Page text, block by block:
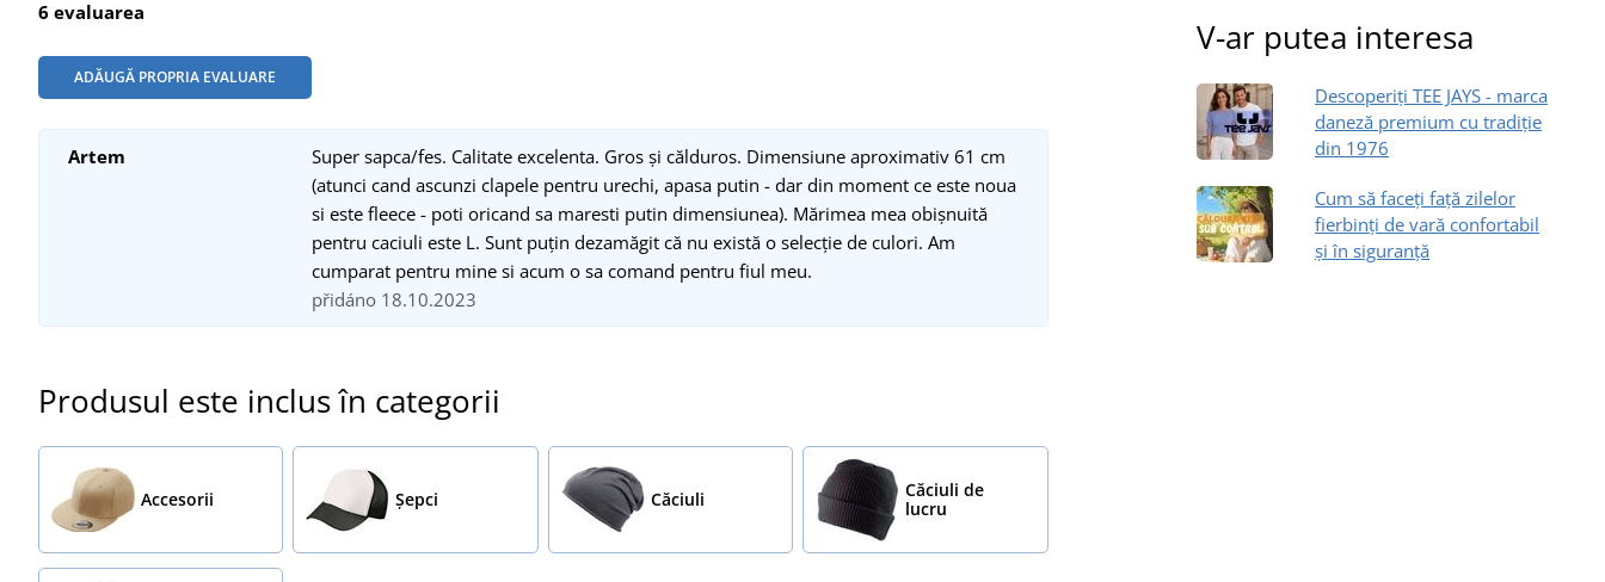
6 evaluarea
ADĂUGĂ PROPRIA EVALUARE
Artem
Super sapca/fes. Calitate excelenta. Gros și călduros. Dimensiune aproximativ 61 cm
(atunci cand ascunzi clapele pentru urechi, apasa putin - dar din moment ce este noua
si este fleece - poti oricand sa maresti putin dimensiunea). Mărimea mea obișnuită
pentru caciuli este L. Sunt puțin dezamăgit că nu există o selecție de culori. Am
cumparat pentru mine si acum o sa comand pentru fiul meu.
přidáno 18.10.2023
Produsul este inclus în categorii
Accesorii Șepci Căciuli
Căciuli de
lucru
V-ar putea interesa
Descoperiți TEE JAYS - marca
daneză premium cu tradiție
din 1976
Cum să faceți față zilelor
fierbinți de vară confortabil
și în siguranță